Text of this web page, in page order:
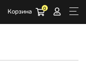
Корзина 0